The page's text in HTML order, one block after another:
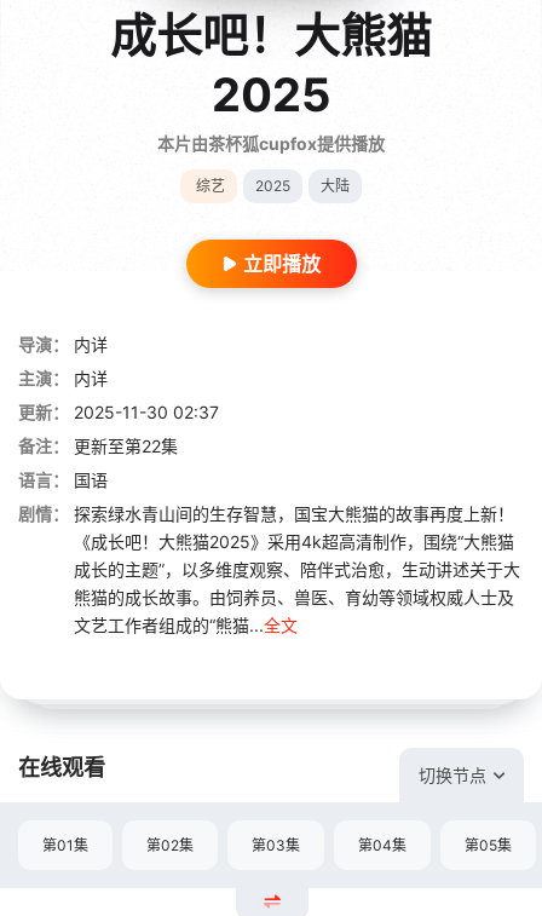
成长吧！大熊猫
2025
本片由茶杯狐cupfox提供播放
综艺 2025 大陆
立即播放
导演：
内详
主演：
内详
更新：
2025-11-30 02:37
备注：
更新至第22集
语言：
国语
剧情：
探索绿水青山间的生存智慧，国宝大熊猫的故事再度上新！
《成长吧！大熊猫2025》采用4k超高清制作，围绕“大熊猫
成长的主题”，以多维度观察、陪伴式治愈，生动讲述关于大
熊猫的成长故事。由饲养员、兽医、育幼等领域权威人士及
文艺工作者组成的“熊猫...全文
在线观看 切换节点
第01集 第02集 第03集 第04集 第05集